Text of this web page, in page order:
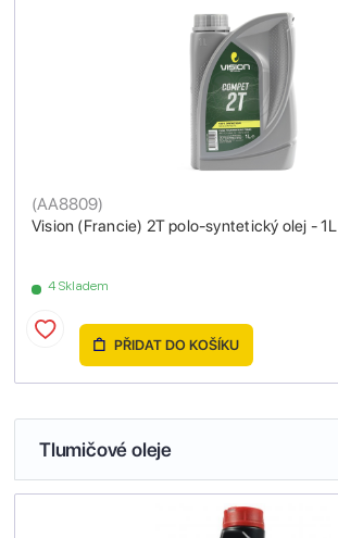
Vision (Francie) 2T polo-syntetický olej - 1L
(AA8809)
4 Skladem
PŘIDAT DO KOŠÍKU
Tlumičové oleje